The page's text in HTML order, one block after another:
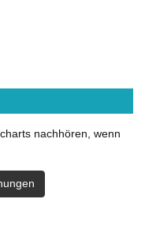
nachhören, wenn